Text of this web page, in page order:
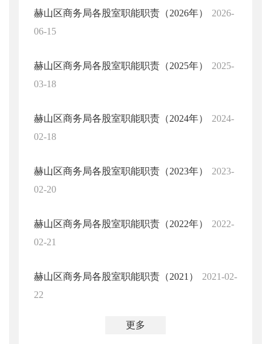
赫山区商务局各股室职能职责（2026年）
2026-
06-15
赫山区商务局各股室职能职责（2025年）
2025-
03-18
赫山区商务局各股室职能职责（2024年）
2024-
02-18
赫山区商务局各股室职能职责（2023年）
2023-
02-20
赫山区商务局各股室职能职责（2022年）
2022-
02-21
赫山区商务局各股室职能职责（2021）
2021-02-
22
更多